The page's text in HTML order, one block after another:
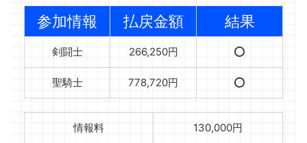
参加情報 払戻金額 結果
剣闘士 266,250円 ⭕️
聖騎士 778,720円 ⭕️
情報料 130,000円